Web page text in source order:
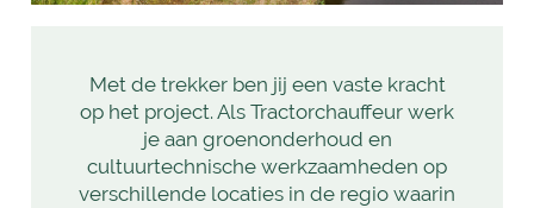
Met de trekker ben jij een vaste kracht
op het project. Als Tractorchauffeur werk
je aan groenonderhoud en
cultuurtechnische werkzaamheden op
verschillende locaties in de regio waarin